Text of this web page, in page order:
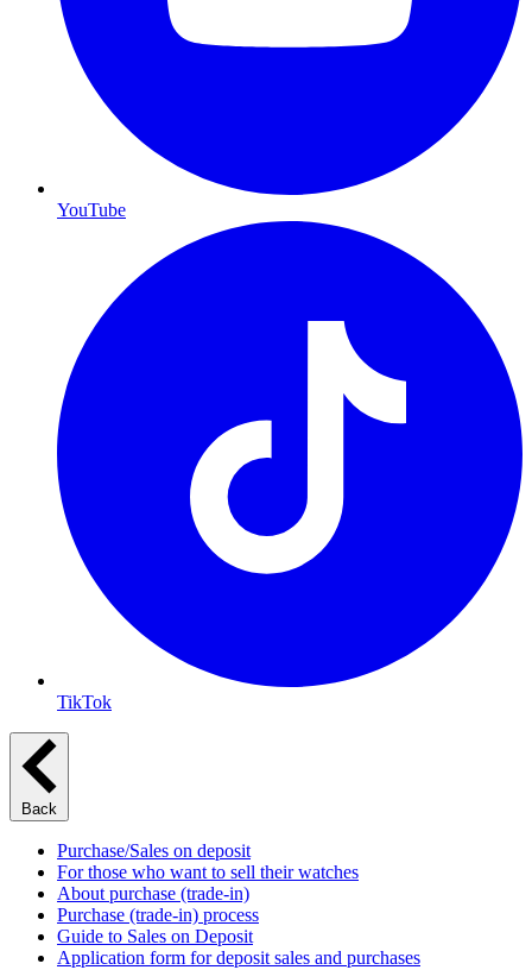
YouTube
TikTok
Back
Purchase/Sales on deposit
For those who want to sell their watches
About purchase (trade-in)
Purchase (trade-in) process
Guide to Sales on Deposit
Application form for deposit sales and purchases